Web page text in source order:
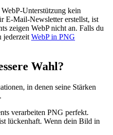
Unterstützung kein
E-Mail-Newsletter erstellst, ist
zeigen WebP nicht an. Falls du
jederzeit WebP in PNG
Wahl?
in denen seine Stärken
verarbeiten PNG perfekt.
lückenhaft. Wenn dein Bild in